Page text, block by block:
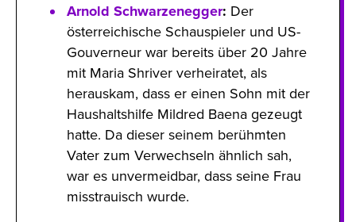
Arnold Schwarzenegger: Der
österreichische Schauspieler und US-
Gouverneur war bereits über 20 Jahre
mit Maria Shriver verheiratet, als
herauskam, dass er einen Sohn mit der
Haushaltshilfe Mildred Baena gezeugt
hatte. Da dieser seinem berühmten
Vater zum Verwechseln ähnlich sah,
war es unvermeidbar, dass seine Frau
misstrauisch wurde.